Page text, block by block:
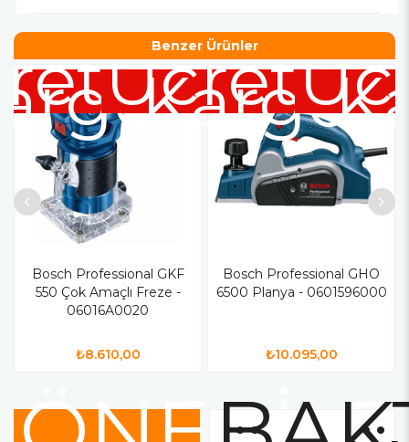
Benzer Ürünler
Bosch Professional GKF
550 Çok Amaçlı Freze -
06016A0020
₺8.610,00
Bosch Professional GHO
6500 Planya - 0601596000
₺10.095,00
Ücretsiz
Kargo